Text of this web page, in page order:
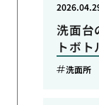
洗面台
トボ
洗面所